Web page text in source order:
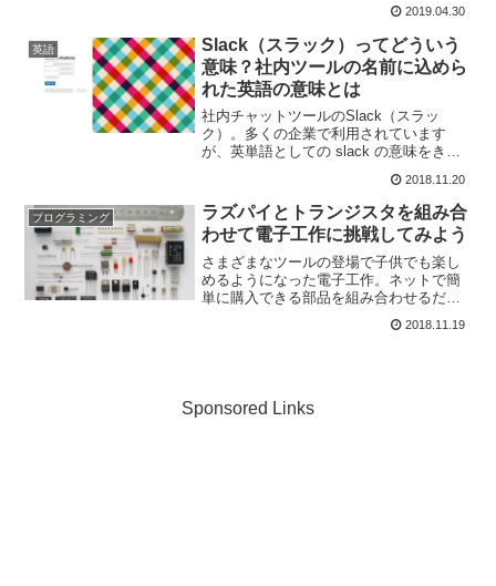
の書類に遊び心を加えるときに活用でき
るテクニックです。Wordの「ページ罫
線」の機能を使って...
2019.04.30
英語
Slack（スラック）ってどういう
意味？社内ツールの名前に込めら
れた英語の意味とは
社内チャットツールのSlack（スラッ
ク）。多くの企業で利用されています
が、英単語としての slack の意味をきち
しょうか？この記事では slack の英語の
意味を解説します。
2018.11.20
プログラミング
ラズパイとトランジスタを組み合
わせて電子工作に挑戦してみよう
さまざまなツールの登場で子供でも楽し
めるようになった電子工作。ネットで簡
単に購入できる部品を組み合わせるだけ
ができます。今回は、電子工作を身近な
2018.11.19
Sponsored Links